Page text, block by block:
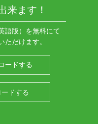
来ます！
語版）を無料にて
ただけます。
ードする
ドする